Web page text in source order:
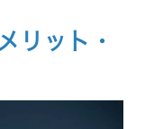
リット・